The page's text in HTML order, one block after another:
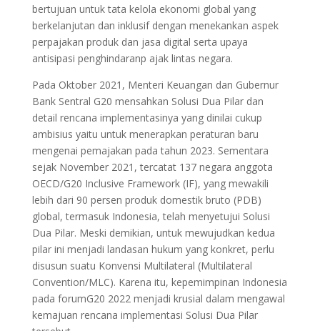
bertujuan untuk tata kelola ekonomi global yang
berkelanjutan dan inklusif dengan menekankan aspek
perpajakan produk dan jasa digital serta upaya
antisipasi penghindaranp ajak lintas negara.
Pada Oktober 2021, Menteri Keuangan dan Gubernur
Bank Sentral G20 mensahkan Solusi Dua Pilar dan
detail rencana implementasinya yang dinilai cukup
ambisius yaitu untuk menerapkan peraturan baru
mengenai pemajakan pada tahun 2023. Sementara
sejak November 2021, tercatat 137 negara anggota
OECD/G20 Inclusive Framework (IF), yang mewakili
lebih dari 90 persen produk domestik bruto (PDB)
global, termasuk Indonesia, telah menyetujui Solusi
Dua Pilar. Meski demikian, untuk mewujudkan kedua
pilar ini menjadi landasan hukum yang konkret, perlu
disusun suatu Konvensi Multilateral (Multilateral
Convention/MLC). Karena itu, kepemimpinan Indonesia
pada forumG20 2022 menjadi krusial dalam mengawal
kemajuan rencana implementasi Solusi Dua Pilar